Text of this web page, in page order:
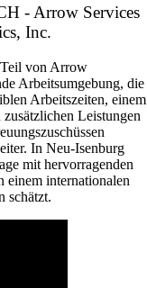
- Arrow Services
Inc.
von Arrow
Arbeitsumgebung, die
Arbeitszeiten, einem
Leistungen
In Neu-Isenburg
mit hervorragenden
einem internationalen
schätzt.